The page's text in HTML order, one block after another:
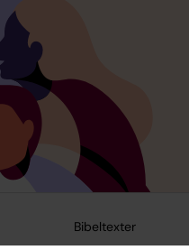
Bibeltexter